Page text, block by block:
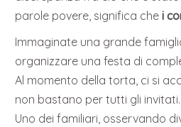
parole povere, significa chei
Immaginate una grande
organizzare una festa di
Al momento della torta, ci si
non bastano per tutti gli invitati.
Uno dei familiari, osservando